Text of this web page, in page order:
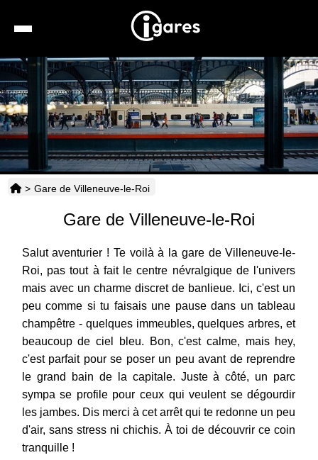
Recherche
Location de voiture
Hôtels
Taxis
> Gare de Villeneuve-le-Roi
Gare de Villeneuve-le-Roi
Salut aventurier ! Te voilà à la gare de Villeneuve-le-
Roi, pas tout à fait le centre névralgique de l'univers
mais avec un charme discret de banlieue. Ici, c'est un
peu comme si tu faisais une pause dans un tableau
champêtre - quelques immeubles, quelques arbres, et
beaucoup de ciel bleu. Bon, c'est calme, mais hey,
c'est parfait pour se poser un peu avant de reprendre
le grand bain de la capitale. Juste à côté, un parc
sympa se profile pour ceux qui veulent se dégourdir
les jambes. Dis merci à cet arrêt qui te redonne un peu
d'air, sans stress ni chichis. À toi de découvrir ce coin
tranquille !